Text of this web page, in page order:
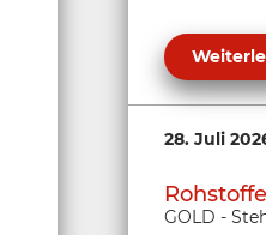
28. Juli
GOLD -